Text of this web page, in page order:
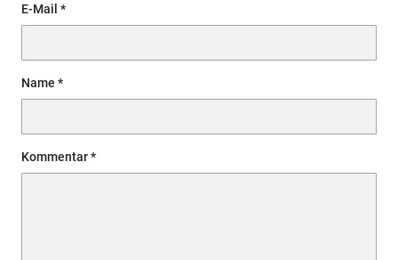
E-Mail
Name
Kommentar